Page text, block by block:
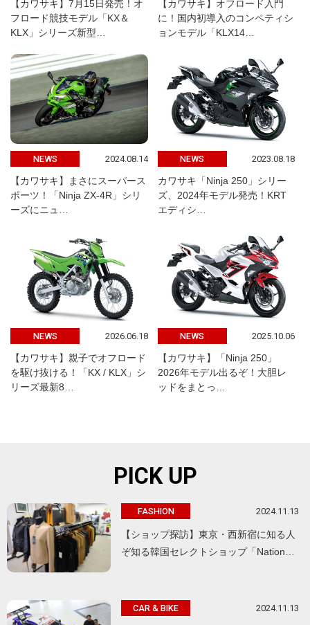
【カワサキ】7月15日発売！オ
フロード競技モデル「KX＆
KLX」シリーズ新型…
【カワサキ】オフロード入門
に！国内初導入のコンペティシ
ョンモデル「KLX14…
NEWS 2024.08.14
【カワサキ】まさにスーパース
ポーツ！「Ninja ZX-4R」シリ
ーズにニュ…
NEWS 2023.08.18
カワサキ「Ninja 250」シリー
ズ、2024年モデル発売！KRT
エディシ…
NEWS 2026.06.18
【カワサキ】親子でオフロード
を駆け抜ける！「KX / KLX」シ
リーズ最新8…
NEWS 2025.10.06
【カワサキ】「Ninja 250」
2026年モデル出るぞ！大胆レ
ッドをまとっ…
PICK UP
FASHION 2024.11.13
【ショップ探訪】東京・西新宿に知る人
ぞ知る韓国セレクトショップ「Nation…
CAR & BIKE 2024.11.13